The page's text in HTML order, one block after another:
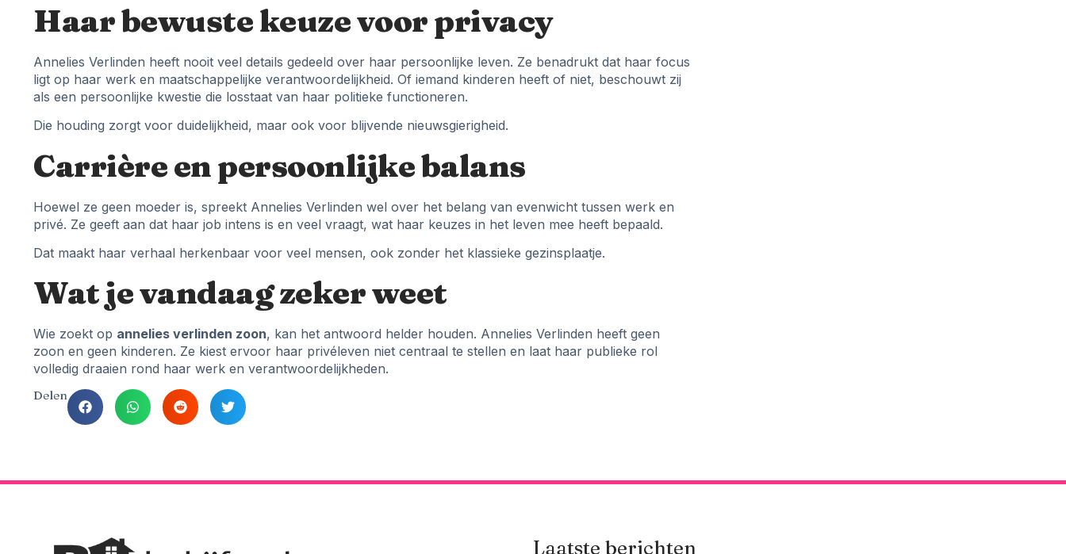
Haar bewuste keuze voor privacy
Annelies Verlinden heeft nooit veel details gedeeld over haar persoonlijke leven. Ze benadrukt dat haar focus
ligt op haar werk en maatschappelijke verantwoordelijkheid. Of iemand kinderen heeft of niet, beschouwt zij
als een persoonlijke kwestie die losstaat van haar politieke functioneren.
Die houding zorgt voor duidelijkheid, maar ook voor blijvende nieuwsgierigheid.
Carrière en persoonlijke balans
Hoewel ze geen moeder is, spreekt Annelies Verlinden wel over het belang van evenwicht tussen werk en
privé. Ze geeft aan dat haar job intens is en veel vraagt, wat haar keuzes in het leven mee heeft bepaald.
Dat maakt haar verhaal herkenbaar voor veel mensen, ook zonder het klassieke gezinsplaatje.
Wat je vandaag zeker weet
Wie zoekt op annelies verlinden zoon, kan het antwoord helder houden. Annelies Verlinden heeft geen
zoon en geen kinderen. Ze kiest ervoor haar privéleven niet centraal te stellen en laat haar publieke rol
volledig draaien rond haar werk en verantwoordelijkheden.
Delen
Laatste berichten